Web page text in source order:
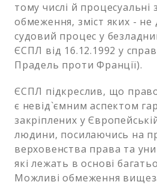
тому числі й процесуальні
обмеження, зміст яких - не
судовий процес у
ЄСПЛ від 16.12.1992 у
Прадель проти Франції).
ЄСПЛ підкреслив, що
є невід`ємним аспектом
закріплених у
людини, посилаючись на
верховенства права та
які лежать в основі
Можливі обмеження